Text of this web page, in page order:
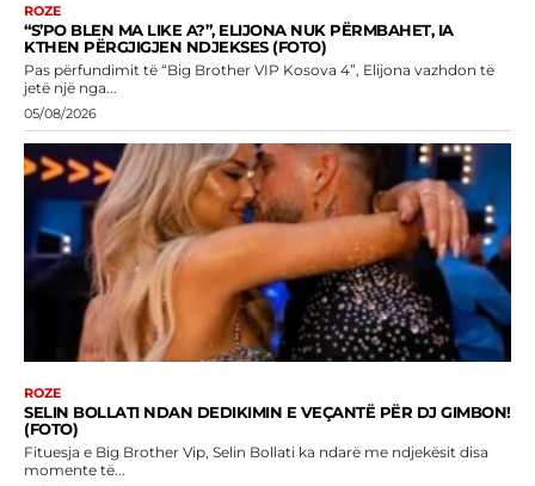
ROZE
“S’PO BLEN MA LIKE A?”, ELIJONA NUK PËRMBAHET, IA
KTHEN PËRGJIGJEN NDJEKSES (FOTO)
Pas përfundimit të “Big Brother VIP Kosova 4”, Elijona vazhdon të
jetë një nga...
05/08/2026
ROZE
SELIN BOLLATI NDAN DEDIKIMIN E VEÇANTË PËR DJ GIMBON!
(FOTO)
Fituesja e Big Brother Vip, Selin Bollati ka ndarë me ndjekësit disa
momente të...